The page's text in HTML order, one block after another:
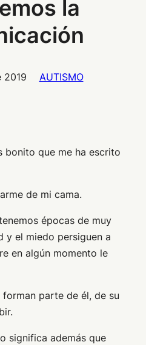
la
2019 AUTISMO
bonito que me ha escrito
de mi cama.
épocas de muy
y el miedo persiguen a
en algún momento le
parte de él, de su
significa además que